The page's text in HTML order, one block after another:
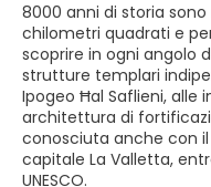
8000 anni di storia sono
chilometri quadrati e
scoprire in ogni angolo
strutture templari
Ipogeo Ħal Saflieni, alle
architettura di
conosciuta anche con
capitale La Valletta,
UNESCO.